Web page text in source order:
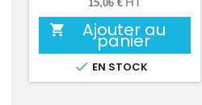
15,06 €
 Ajouter au
panier
 EN STOCK